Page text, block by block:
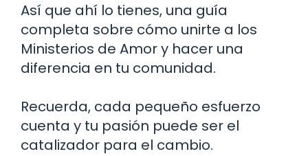
Así que ahí lo tienes, una guía
completa sobre cómo unirte a los
Ministerios de Amor y hacer una
diferencia en tu comunidad.
Recuerda, cada pequeño esfuerzo
cuenta y tu pasión puede ser el
catalizador para el cambio.